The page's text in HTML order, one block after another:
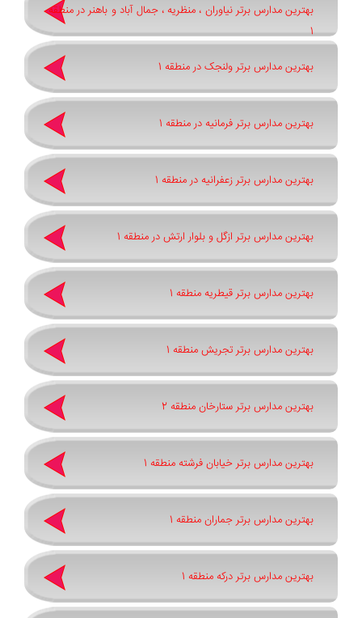
بهترین مدارس برتر نیاوران ، منظریه ، جمال آباد و باهنر در منطقه
1
بهترین مدارس برتر ولنجک در منطقه 1
بهترین مدارس برتر فرمانیه در منطقه 1
بهترین مدارس برتر زعفرانیه در منطقه 1
بهترین مدارس برتر ازگل و بلوار ارتش در منطقه 1
بهترین مدارس برتر قیطریه منطقه 1
بهترین مدارس برتر تجریش منطقه 1
بهترین مدارس برتر ستارخان منطقه 2
بهترین مدارس برتر خیابان فرشته منطقه 1
بهترین مدارس برتر جماران منطقه 1
بهترین مدارس برتر درکه منطقه 1